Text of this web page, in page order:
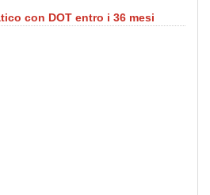
con DOT entro i 36 mesi